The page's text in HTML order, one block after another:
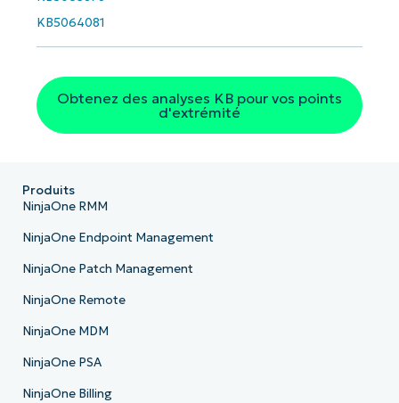
KB5064081
Obtenez des analyses KB pour vos points
d'extrémité
Company
name*
Produits
NinjaOne RMM
NinjaOne Endpoint Management
NinjaOne Patch Management
NinjaOne Remote
NinjaOne MDM
NinjaOne PSA
NinjaOne Billing